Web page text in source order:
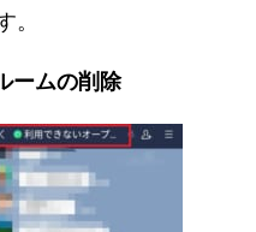
。
ームの削除